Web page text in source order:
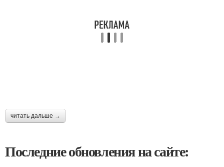
читать дальше →
Последние обновления на сайте: